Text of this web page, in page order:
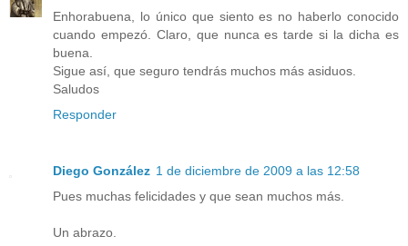
Enhorabuena, lo único que siento es no haberlo conocido
cuando empezó. Claro, que nunca es tarde si la dicha es
buena.
Sigue así, que seguro tendrás muchos más asiduos.
Saludos
Responder
Diego González 1 de diciembre de 2009 a las 12:58
Pues muchas felicidades y que sean muchos más.
Un abrazo.